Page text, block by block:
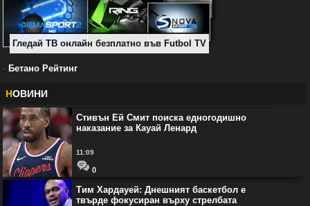
Гледай ТВ онлайн безплатно във Futbol TV
- Бетано Рейтинг
НОВИНИ
Стивън Ей Смит поиска едногодишно
наказание за Кауай Ленард
11:09
0
Тим Хардауей: Днешният баскетбол е
твърде фокусиран върху стрелбата